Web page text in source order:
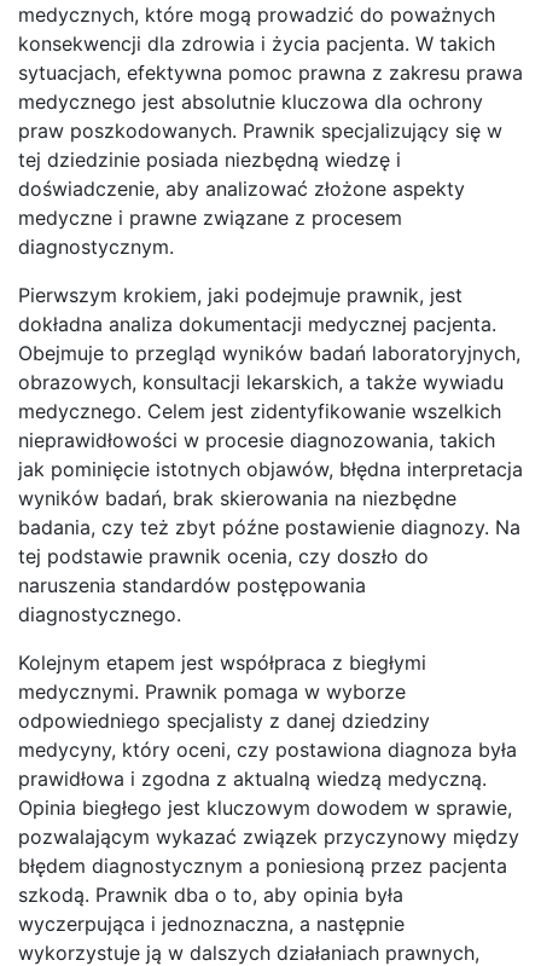
medycznych, które mogą prowadzić do poważnych
konsekwencji dla zdrowia i życia pacjenta. W takich
sytuacjach, efektywna pomoc prawna z zakresu prawa
medycznego jest absolutnie kluczowa dla ochrony
praw poszkodowanych. Prawnik specjalizujący się w
tej dziedzinie posiada niezbędną wiedzę i
doświadczenie, aby analizować złożone aspekty
medyczne i prawne związane z procesem
diagnostycznym.
Pierwszym krokiem, jaki podejmuje prawnik, jest
dokładna analiza dokumentacji medycznej pacjenta.
Obejmuje to przegląd wyników badań laboratoryjnych,
obrazowych, konsultacji lekarskich, a także wywiadu
medycznego. Celem jest zidentyfikowanie wszelkich
nieprawidłowości w procesie diagnozowania, takich
jak pominięcie istotnych objawów, błędna interpretacja
wyników badań, brak skierowania na niezbędne
badania, czy też zbyt późne postawienie diagnozy. Na
tej podstawie prawnik ocenia, czy doszło do
naruszenia standardów postępowania
diagnostycznego.
Kolejnym etapem jest współpraca z biegłymi
medycznymi. Prawnik pomaga w wyborze
odpowiedniego specjalisty z danej dziedziny
medycyny, który oceni, czy postawiona diagnoza była
prawidłowa i zgodna z aktualną wiedzą medyczną.
Opinia biegłego jest kluczowym dowodem w sprawie,
pozwalającym wykazać związek przyczynowy między
błędem diagnostycznym a poniesioną przez pacjenta
szkodą. Prawnik dba o to, aby opinia była
wyczerpująca i jednoznaczna, a następnie
wykorzystuje ją w dalszych działaniach prawnych,